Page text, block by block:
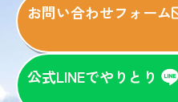
お問い合わせフォーム
公式LINEでやりとり